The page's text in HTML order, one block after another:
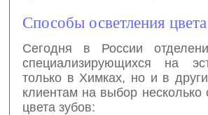
Способы осветления
Сегодня в России
специализирующихся на
только в Химках, но и в
клиентам на выбор несколько
цвета зубов: